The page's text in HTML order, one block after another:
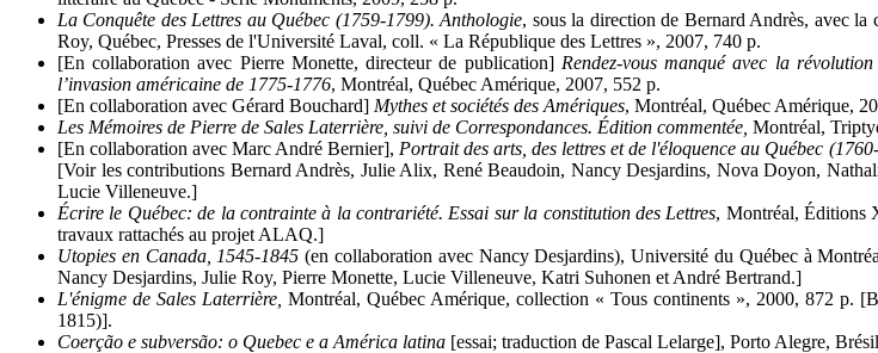
La Conquête des Lettres au Québec (1759-1799). Anthologie, sous la direction de Bernard Andrès, avec
Roy, Québec, Presses de l'Université Laval, coll. « La République des Lettres », 2007, 740 p.
[En collaboration avec Pierre Monette, directeur de publication] Rendez-vous manqué avec la
l’invasion américaine de 1775-1776, Montréal, Québec Amérique, 2007, 552 p.
[En collaboration avec Gérard Bouchard] Mythes et sociétés des Amériques, Montréal, Québec Amérique,
Les Mémoires de Pierre de Sales Laterrière, suivi de Correspondances. Édition commentée, Montréal,
[En collaboration avec Marc André Bernier], Portrait des arts, des lettres et de l'éloquence au Québec
[Voir les contributions Bernard Andrès, Julie Alix, René Beaudoin, Nancy Desjardins, Nova Doyon,
Lucie Villeneuve.]
Écrire le Québec: de la contrainte à la contrariété. Essai sur la constitution des Lettres, Montréal, Éditions
travaux rattachés au projet ALAQ.]
Utopies en Canada, 1545-1845 (en collaboration avec Nancy Desjardins), Université du Québec à
Nancy Desjardins, Julie Roy, Pierre Monette, Lucie Villeneuve, Katri Suhonen et André Bertrand.]
L'énigme de Sales Laterrière, Montréal, Québec Amérique, collection « Tous continents », 2000, 872 p.
1815)].
Coerção e subversão: o Quebec e a América latina [essai; traduction de Pascal Lelarge], Porto Alegre,